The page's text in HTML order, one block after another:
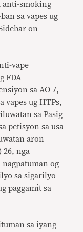
anti-smoking
sa vapes ug
on
vape
FDA
sa AO 7,
vapes ug HTPs,
sa Pasig
petisyon sa usa
aron
26, nga
og
sa sigarilyo
paggamit sa
sa iyang